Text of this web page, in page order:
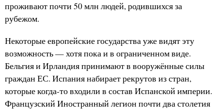
проживают почти 50 млн людей, родившихся за
рубежом.
Некоторые европейские государства уже видят эту
возможность — хотя пока и в ограниченном виде.
Бельгия и Ирландия принимают в вооружённые силы
граждан ЕС. Испания набирает рекрутов из стран,
которые когда-то входили в состав Испанской империи.
Французский Иностранный легион почти два столетия